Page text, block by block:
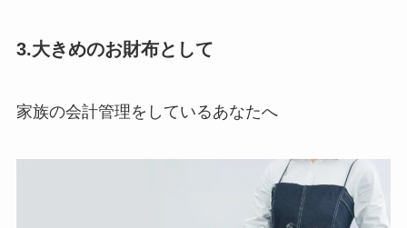
3.大きめのお財布として
家族の会計管理をしているあなたへ